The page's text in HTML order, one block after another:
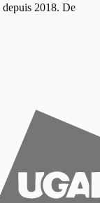
depuis 2018. De